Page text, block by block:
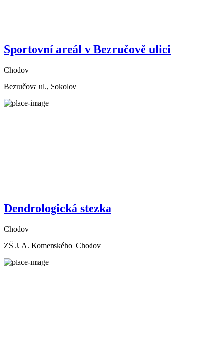
Sportovní areál v Bezručově ulici
Chodov
Bezručova ul., Sokolov
Dendrologická stezka
Chodov
ZŠ J. A. Komenského, Chodov